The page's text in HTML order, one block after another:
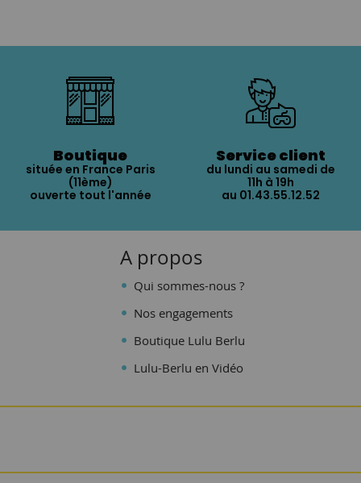
Boutique
située en France Paris
(11ème)
ouverte tout l'année
Service client
du lundi au samedi de
11h à 19h
au 01.43.55.12.52
A propos
Qui sommes-nous ?
Nos engagements
Boutique Lulu Berlu
Lulu-Berlu en Vidéo